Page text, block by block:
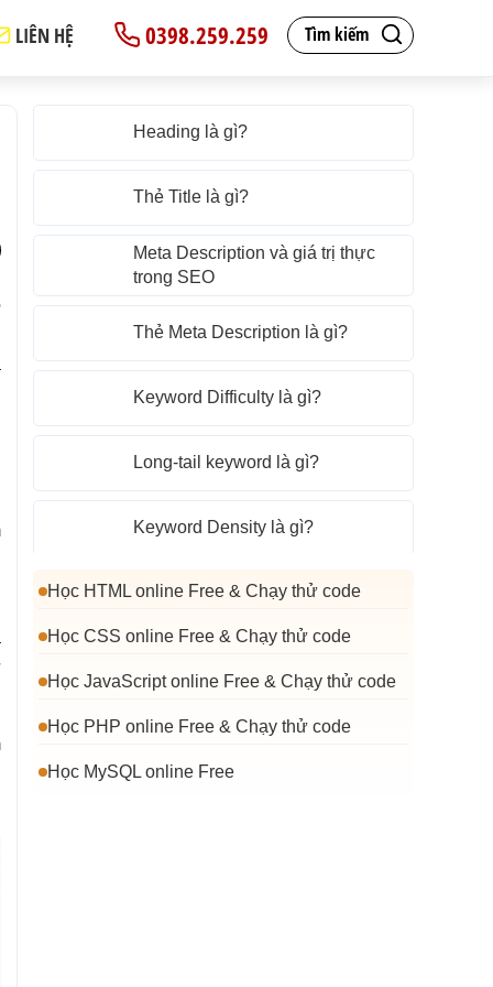
Tìm kiếm
0398.259.259
LIÊN HỆ
Heading là gì?
Thẻ Title là gì?
Meta Description và giá trị thực
trong SEO
Thẻ Meta Description là gì?
Keyword Difficulty là gì?
Long-tail keyword là gì?
Keyword Density là gì?
Keyword Stuffing là gì?
Học HTML online Free & Chạy thử code
Học CSS online Free & Chạy thử code
Học JavaScript online Free & Chạy thử code
Học PHP online Free & Chạy thử code
Học MySQL online Free